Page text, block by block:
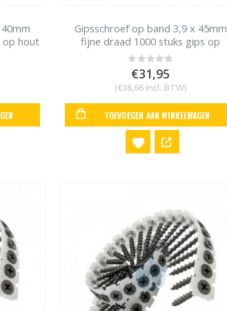
op hout
Gipsschroef op band 3,9 x 45mm
fijne draad 1000 stuks gips op
metalstud
0out of 5
€31,95
(€38,66incl. BTW)
TOEVOEGEN AAN WINKELWAGEN